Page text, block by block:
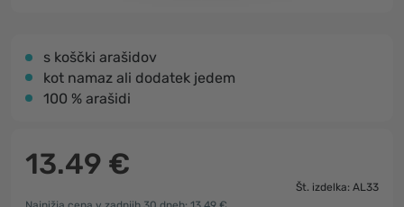
s koščki arašidov
kot namaz ali dodatek jedem
100 % arašidi
13.49 €
Št. izdelka: AL33